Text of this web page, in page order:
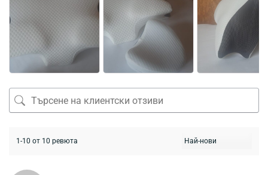
1-10 от 10 ревюта